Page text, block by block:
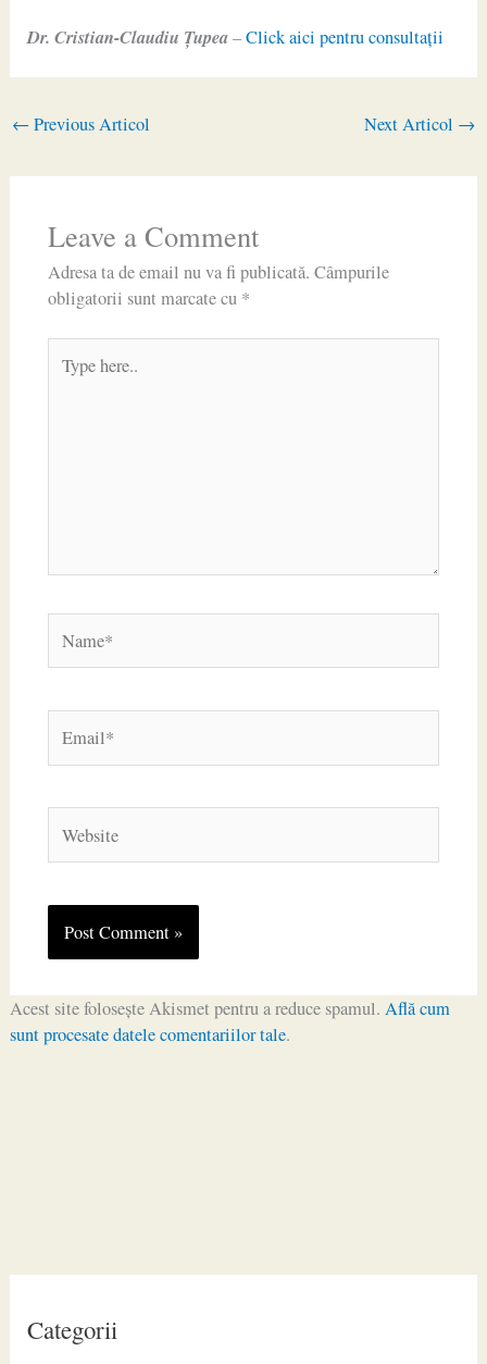
Categorii
Dr. Cristian-Claudiu Ţupea–Click aici pentru consultaţii
← Previous Articol Next Articol →
Leave a Comment
Adresa ta de email nu va fi publicată. Câmpurile
obligatorii sunt marcate cu *
here..
Acest site folosește Akismet pentru a reduce spamul. Află cum
sunt procesate datele comentariilor tale.